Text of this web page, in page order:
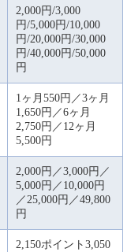
2,000円/3,000
円/5,000円/10,000
円/20,000円/30,000
円/40,000円/50,000
円
1ヶ月550円／3ヶ月
1,650円／6ヶ月
2,750円／12ヶ月
5,500円
2,000円／3,000円／
5,000円／10,000円
／25,000円／49,800
円
2,150ポイント3,050